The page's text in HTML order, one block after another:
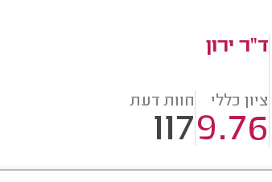
ד"ר ירון
ציון כללי
9.76
חוות דעת
117